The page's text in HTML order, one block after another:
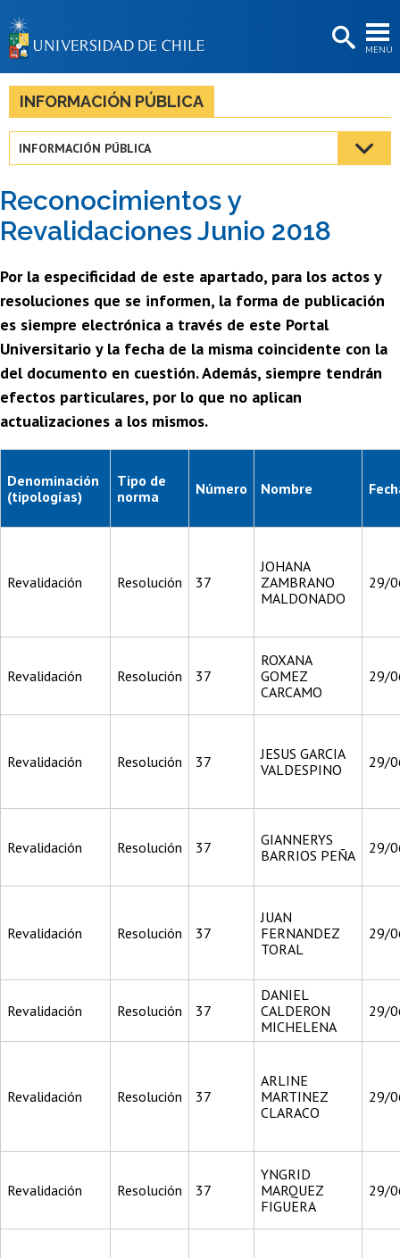
MENÚ
BIBLIOTECAS
LA UNIVERSIDAD
Estudiantes
Académicas/os
Funcionarias/os
Egresadas/os
INFORMACIÓN PÚBLICA
INFORMACIÓN PÚBLICA
Reconocimientos y
Revalidaciones Junio 2018
Por la especificidad de este apartado, para los actos y
resoluciones que se informen, la forma de publicación
es siempre electrónica a través de este Portal
Universitario y la fecha de la misma coincidente con la
del documento en cuestión. Además, siempre tendrán
efectos particulares, por lo que no aplican
actualizaciones a los mismos.
Denominación
(tipologías)
Tipo de
norma
Número Nombre
Revalidación Resolución 37
JOHANA
ZAMBRANO
MALDONADO
29/
Revalidación Resolución 37
ROXANA
GOMEZ
CARCAMO
29/
Revalidación Resolución 37
JESUS GARCIA
VALDESPINO
29/
Revalidación Resolución 37
GIANNERYS
BARRIOS PEÑA
29/
Revalidación Resolución 37
JUAN
FERNANDEZ
TORAL
29/
Revalidación Resolución 37
DANIEL
CALDERON
MICHELENA
29/
Revalidación Resolución 37
ARLINE
MARTINEZ
CLARACO
29/
Revalidación Resolución 37
YNGRID
MARQUEZ
FIGUERA
29/